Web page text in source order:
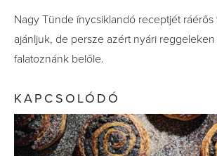
Nagy Tünde ínycsiklandó receptjét ráérős
ajánljuk, de persze azért nyári reggeleken
falatoznánk belőle.
KAPCSOLÓDÓ